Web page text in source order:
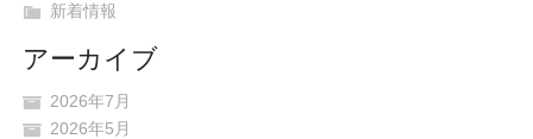
新着情報
アーカイブ
2026年7月
2026年5月